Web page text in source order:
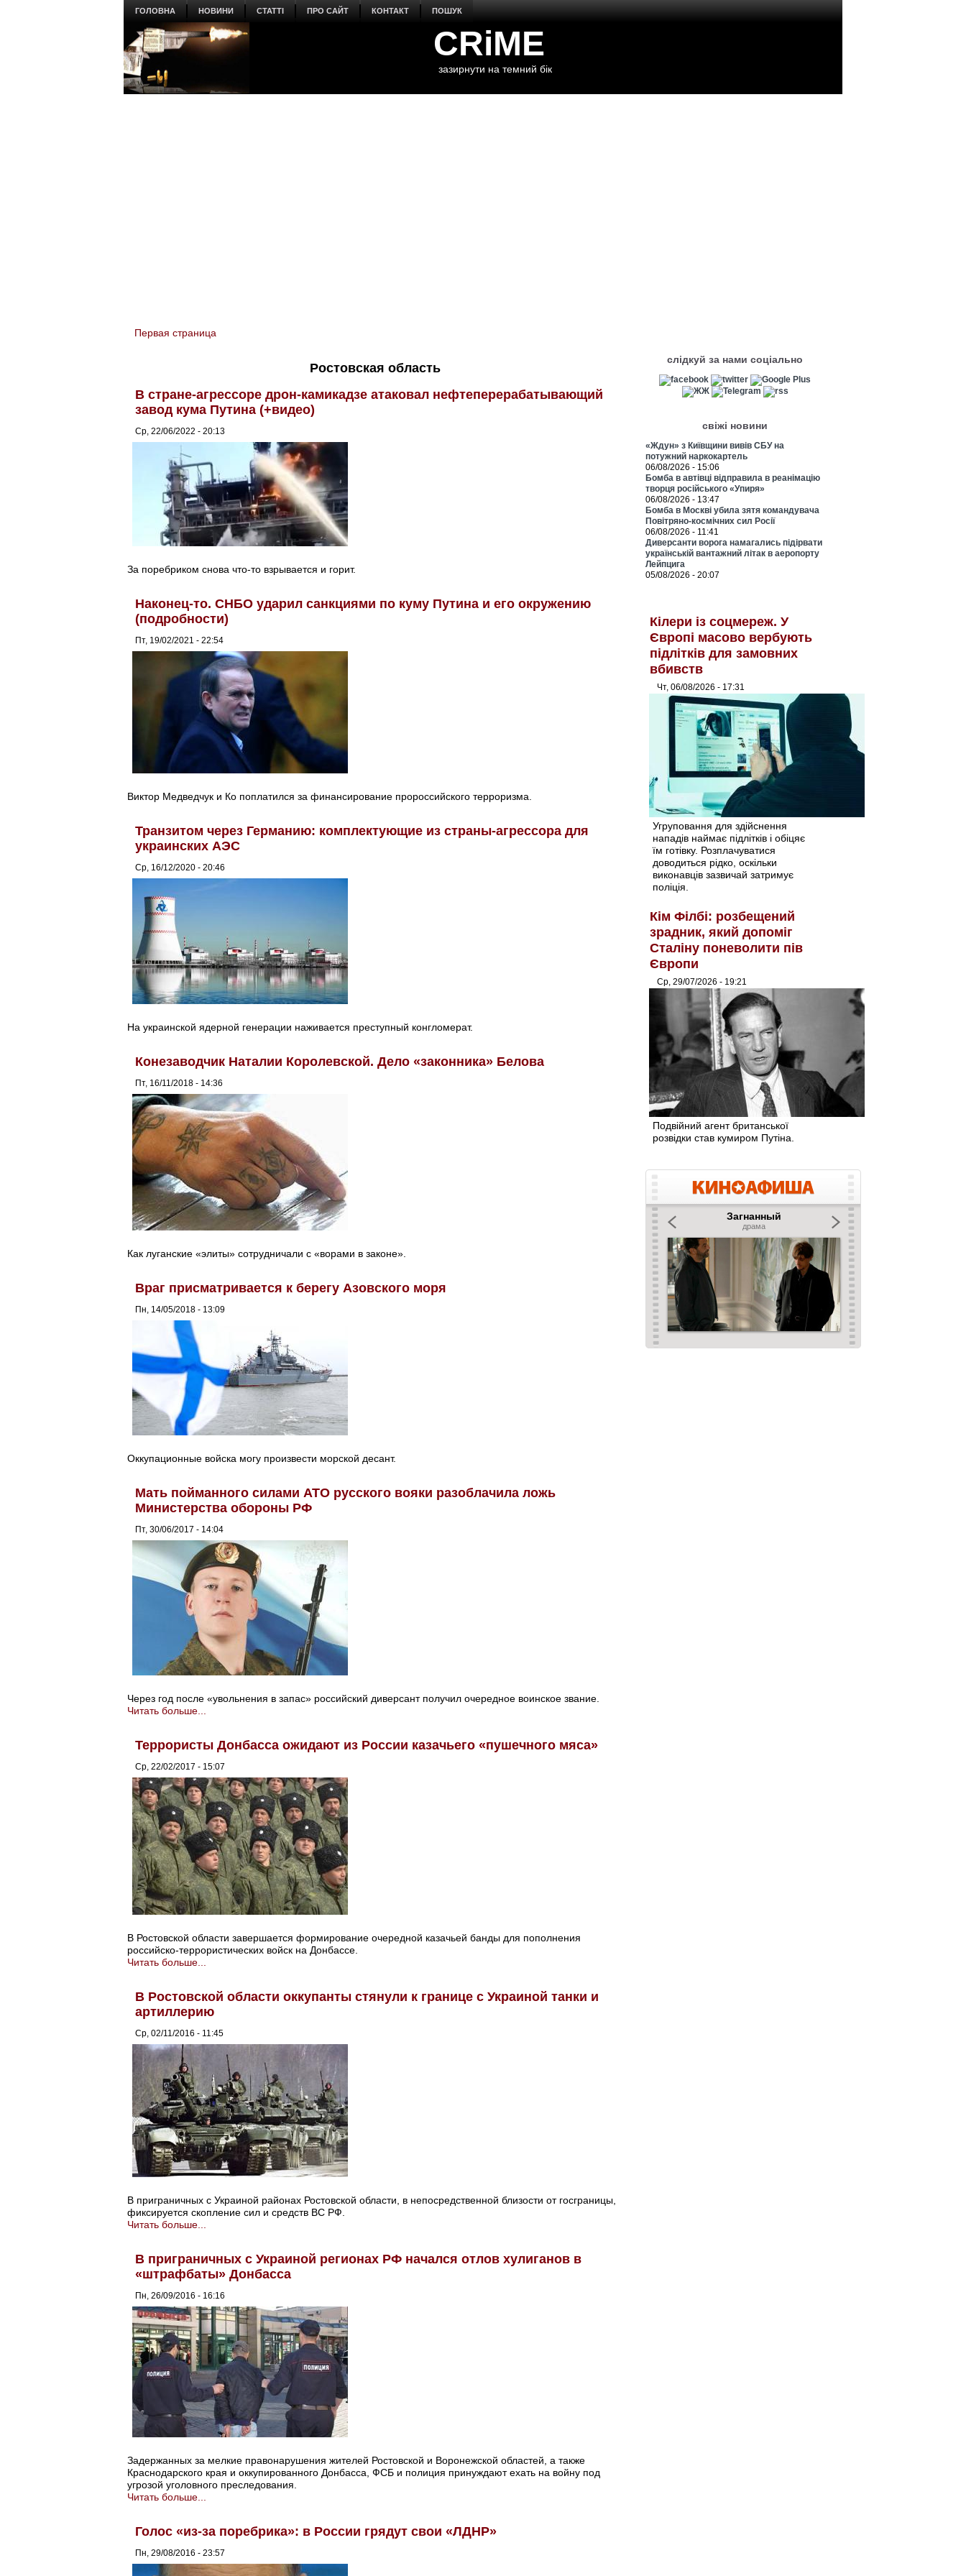
ГОЛОВНА НОВИНИ СТАТТІ ПРО САЙТ КОНТАКТ ПОШУК
CRiME
зазирнути на темний бік
You are here
Первая страница
Ростовская область
В стране-агрессоре дрон-камикадзе атаковал нефтеперерабатывающий
завод кума Путина (+видео)
Ср, 22/06/2022 - 20:13
За поребриком снова что-то взрывается и горит.
Наконец-то. СНБО ударил санкциями по куму Путина и его окружению
(подробности)
Пт, 19/02/2021 - 22:54
Виктор Медведчук и Ко поплатился за финансирование пророссийского терроризма.
Транзитом через Германию: комплектующие из страны-агрессора для
украинских АЭС
Ср, 16/12/2020 - 20:46
На украинской ядерной генерации наживается преступный конгломерат.
Конезаводчик Наталии Королевской. Дело «законника» Белова
Пт, 16/11/2018 - 14:36
Как луганские «элиты» сотрудничали с «ворами в законе».
Враг присматривается к берегу Азовского моря
Пн, 14/05/2018 - 13:09
Оккупационные войска могу произвести морской десант.
Мать пойманного силами АТО русского вояки разоблачила ложь
Министерства обороны РФ
Пт, 30/06/2017 - 14:04
Через год после «увольнения в запас» российский диверсант получил очередное воинское звание.
Читать больше...
Террористы Донбасса ожидают из России казачьего «пушечного мяса»
Ср, 22/02/2017 - 15:07
В Ростовской области завершается формирование очередной казачьей банды для пополнения
российско-террористических войск на Донбассе.
Читать больше...
В Ростовской области оккупанты стянули к границе с Украиной танки и
артиллерию
Ср, 02/11/2016 - 11:45
В приграничных с Украиной районах Ростовской области, в непосредственной близости от госграницы,
фиксируется скопление сил и средств ВС РФ.
Читать больше...
В приграничных с Украиной регионах РФ начался отлов хулиганов в
«штрафбаты» Донбасса
Пн, 26/09/2016 - 16:16
Задержанных за мелкие правонарушения жителей Ростовской и Воронежской областей, а также
Краснодарского края и оккупированного Донбасса, ФСБ и полиция принуждают ехать на войну под
угрозой уголовного преследования.
Читать больше...
Голос «из-за поребрика»: в России грядут свои «ЛДНР»
Пн, 29/08/2016 - 23:57
слідкуй за нами соціально
свіжі новини
«Ждун» з Київщини вивів СБУ на
потужний наркокартель
06/08/2026 - 15:06
Бомба в автівці відправила в реанімацію
творця російського «Упиря»
06/08/2026 - 13:47
Бомба в Москві убила зятя командувача
Повітряно-космічних сил Росії
06/08/2026 - 11:41
Диверсанти ворога намагались підірвати
українській вантажний літак в аеропорту
Лейпцига
05/08/2026 - 20:07
Кілери із соцмереж. У
Європі масово вербують
підлітків для замовних
вбивств
Чт, 06/08/2026 - 17:31
Угруповання для здійснення
нападів наймає підлітків і обіцяє
їм готівку. Розплачуватися
доводиться рідко, оскільки
виконавців зазвичай затримує
поліція.
Кім Філбі: розбещений
зрадник, який допоміг
Сталіну поневолити пів
Європи
Ср, 29/07/2026 - 19:21
Подвійний агент британської
розвідки став кумиром Путіна.